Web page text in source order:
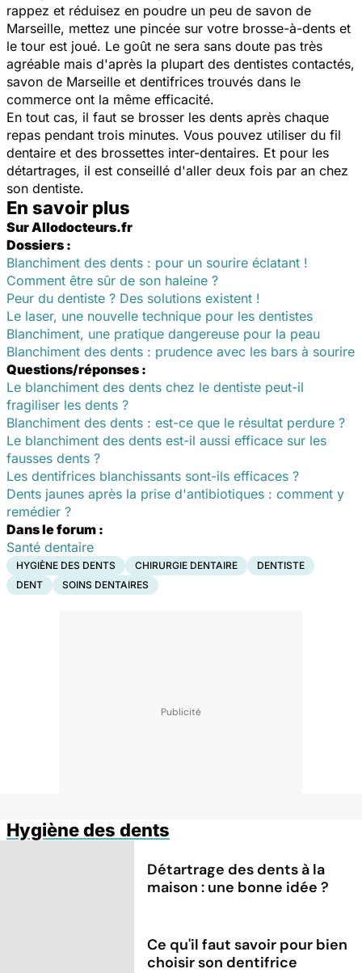
rappez et réduisez en poudre un peu de savon de
Marseille, mettez une pincée sur votre brosse-à-dents et
le tour est joué. Le goût ne sera sans doute pas très
agréable mais d'après la plupart des dentistes contactés,
savon de Marseille et dentifrices trouvés dans le
commerce ont la même efficacité.
En tout cas, il faut se brosser les dents après chaque
repas pendant trois minutes. Vous pouvez utiliser du fil
dentaire et des brossettes inter-dentaires. Et pour les
détartrages, il est conseillé d'aller deux fois par an chez
son dentiste.
En savoir plus
Sur Allodocteurs.fr
Dossiers :
Blanchiment des dents : pour un sourire éclatant !
Comment être sûr de son haleine ?
Peur du dentiste ? Des solutions existent !
Le laser, une nouvelle technique pour les dentistes
Blanchiment, une pratique dangereuse pour la peau
Blanchiment des dents : prudence avec les bars à sourire
Questions/réponses :
Le blanchiment des dents chez le dentiste peut-il
fragiliser les dents ?
Blanchiment des dents : est-ce que le résultat perdure ?
Le blanchiment des dents est-il aussi efficace sur les
fausses dents ?
Les dentifrices blanchissants sont-ils efficaces ?
Dents jaunes après la prise d'antibiotiques : comment y
remédier ?
Dans le forum :
Santé dentaire
HYGIÈNE DES DENTS CHIRURGIE DENTAIRE
DENTISTE
DENT
SOINS DENTAIRES
Hygiène des dents
Détartrage des dents à la
maison : une bonne idée ?
Ce qu'il faut savoir pour bien
choisir son dentifrice